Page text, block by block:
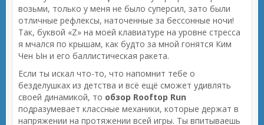
возьми, только у меня не было суперсил, зато были
отличные рефлексы, наточенные за бессонные ночи!
Так, буквой «Z» на моей клавиатуре на уровне стресса
я мчался по крышам, как будто за мной гонятся Ким
Чен Ын и его баллистическая ракета.
Если ты искал что-то, что напомнит тебе о
безделушках из детства и всё ещё сможет удивлять
своей динамикой, то обзор Rooftop Run
подразумевает классные механики, которые держат в
напряжении на протяжении всей игры. Ты впитываешь